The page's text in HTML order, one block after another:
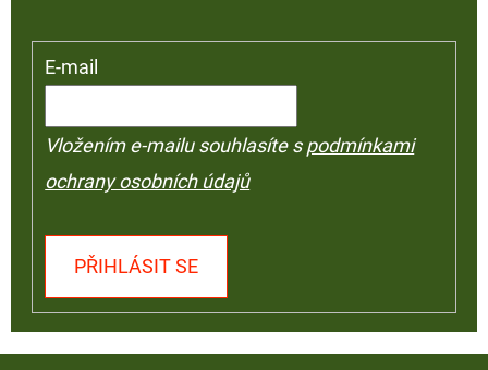
E-mail
Vložením e-mailu souhlasíte spodmínkami
ochrany osobních údajů
PŘIHLÁSIT SE